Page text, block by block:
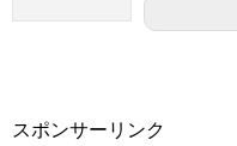
スポンサーリンク